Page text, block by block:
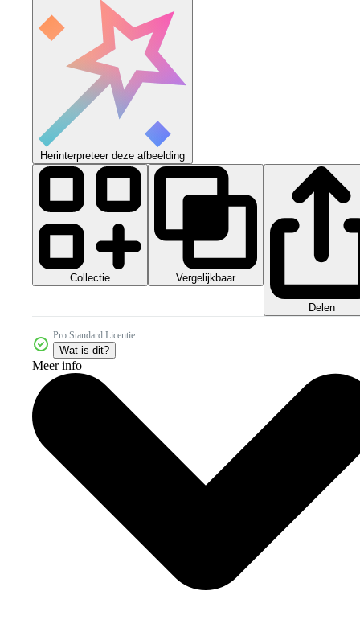
Herinterpreteer deze afbeelding
Collectie Vergelijkbaar
Delen
Pro Standard Licentie
Wat is dit?
Meer info